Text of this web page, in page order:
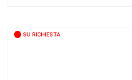
SU RICHIESTA